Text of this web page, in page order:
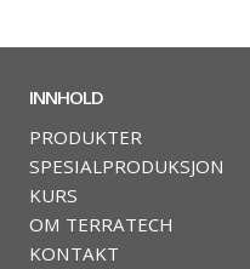
INNHOLD
PRODUKTER
SPESIALPRODUKSJON
KURS
OM TERRATECH
KONTAKT